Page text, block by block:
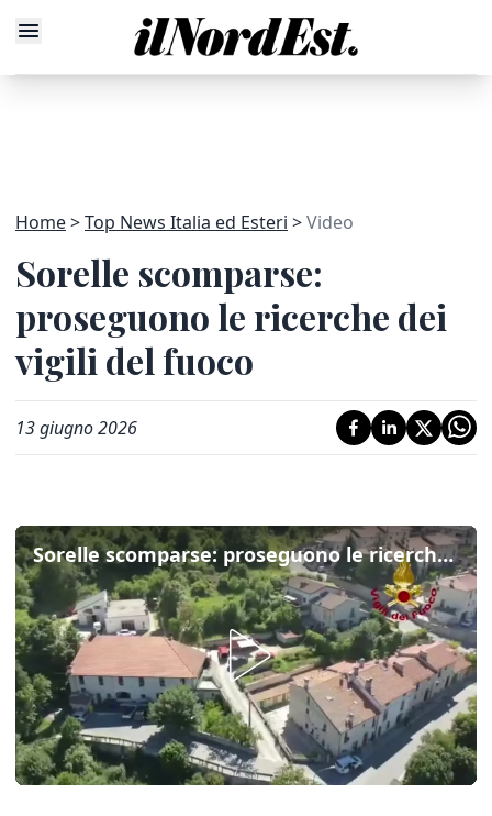
Home Top News Italia ed Esteri Video
Sorelle scomparse:
proseguono le ricerche dei
vigili del fuoco
13 giugno 2026
Sorelle scomparse: proseguono le ricerche dei vigili del fuoco